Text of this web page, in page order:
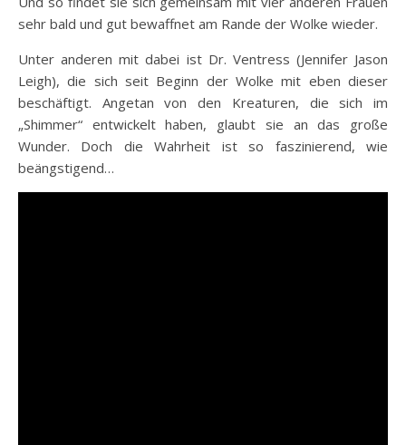
sehr bald und gut bewaffnet am Rande der Wolke wieder.
Unter anderen mit dabei ist Dr. Ventress (Jennifer Jason
Leigh), die sich seit Beginn der Wolke mit eben dieser
beschäftigt. Angetan von den Kreaturen, die sich im
„Shimmer“ entwickelt haben, glaubt sie an das große
Wunder. Doch die Wahrheit ist so faszinierend, wie
beängstigend…